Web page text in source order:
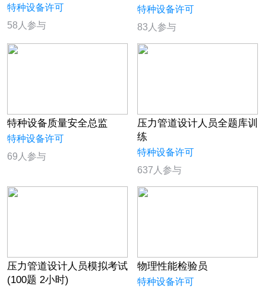
特种设备许可
58人参与
特种设备许可
83人参与
特种设备质量安全总监
特种设备许可
69人参与
压力管道设计人员全题库训
练
特种设备许可
637人参与
压力管道设计人员模拟考试
(100题 2小时)
物理性能检验员
特种设备许可